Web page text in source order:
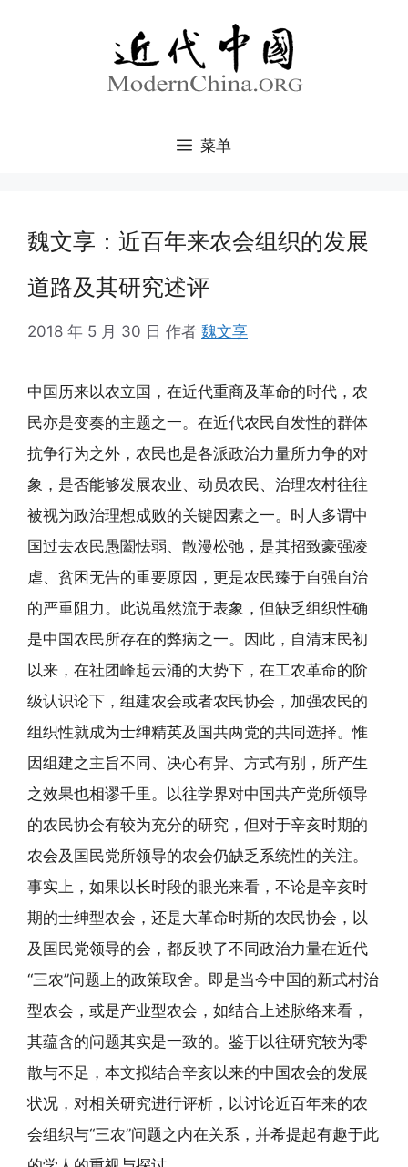
菜单
魏文享：近百年来农会组织的发展
道路及其研究述评
2018 年 5 月 30 日 作者 魏文享
中国历来以农立国，在近代重商及革命的时代，农
民亦是变奏的主题之一。在近代农民自发性的群体
抗争行为之外，农民也是各派政治力量所力争的对
象，是否能够发展农业、动员农民、治理农村往往
被视为政治理想成败的关键因素之一。时人多谓中
国过去农民愚闔怯弱、散漫松弛，是其招致豪强凌
虐、贫困无告的重要原因，更是农民臻于自强自治
的严重阻力。此说虽然流于表象，但缺乏组织性确
是中国农民所存在的弊病之一。因此，自清末民初
以来，在社团峰起云涌的大势下，在工农革命的阶
级认识论下，组建农会或者农民协会，加强农民的
组织性就成为士绅精英及国共两党的共同选择。惟
因组建之主旨不同、决心有异、方式有别，所产生
之效果也相谬千里。以往学界对中国共产党所领导
的农民协会有较为充分的研究，但对于辛亥时期的
农会及国民党所领导的农会仍缺乏系统性的关注。
事实上，如果以长时段的眼光来看，不论是辛亥时
期的士绅型农会，还是大革命时斯的农民协会，以
及国民党领导的会，都反映了不同政治力量在近代
“三农”问题上的政策取舍。即是当今中国的新式村治
型农会，或是产业型农会，如结合上述脉络来看，
其蕴含的问题其实是一致的。鉴于以往研究较为零
散与不足，本文拟结合辛亥以来的中国农会的发展
状况，对相关研究进行评析，以讨论近百年来的农
会组织与“三农”问题之内在关系，并希提起有趣于此